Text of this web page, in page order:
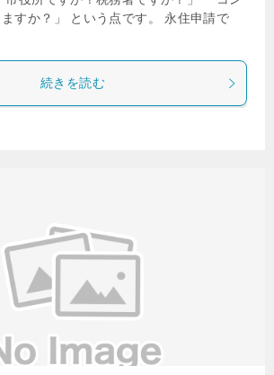
すか？」 という点です。 永住申請で
続きを読む